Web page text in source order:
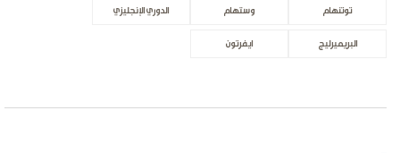
توتنهام وستهام الدوري الإنجليزي
البريميرليج ايفرتون